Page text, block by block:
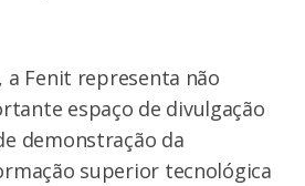
a Fenit representa não
espaço de divulgação
demonstração da
superior tecnológica